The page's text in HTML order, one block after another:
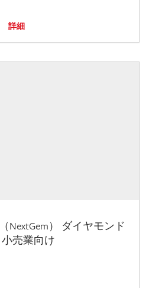
詳細
NextGem） ダイヤモンド
売業向け